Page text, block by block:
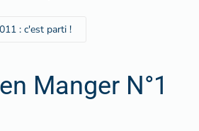
: c'est parti !
Manger N°1